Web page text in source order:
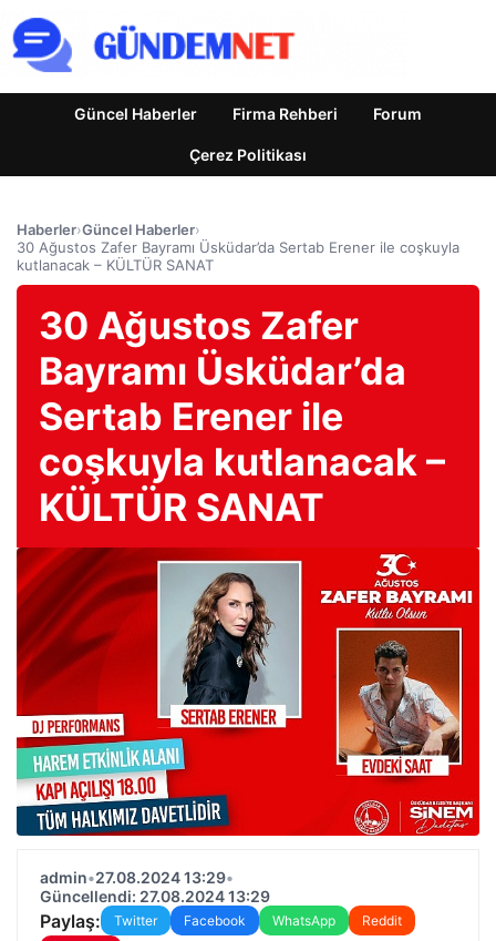
Güncel Haberler Firma Rehberi Forum
Çerez Politikası
Haberler›Güncel Haberler›
30 Ağustos Zafer Bayramı Üsküdar’da Sertab Erener ile coşkuyla
kutlanacak – KÜLTÜR SANAT
30 Ağustos Zafer
Bayramı Üsküdar’da
Sertab Erener ile
coşkuyla kutlanacak –
KÜLTÜR SANAT
admin•27.08.2024 13:29•
Güncellendi: 27.08.2024 13:29
Paylaş: Twitter Facebook WhatsApp
Reddit